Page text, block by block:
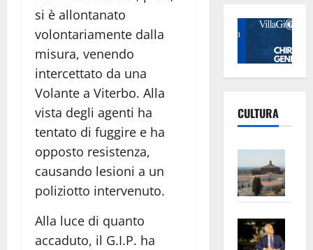
si è allontanato
volontariamente dalla
misura, venendo
intercettato da una
Volante a Viterbo. Alla
vista degli agenti ha
tentato di fuggire e ha
opposto resistenza,
causando lesioni a un
poliziotto intervenuto.
Alla luce di quanto
accaduto, il G.I.P. ha
CULTURA